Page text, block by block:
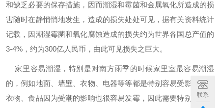
和缺乏必要的保存措施，因而潮湿和霉菌和金属氧化所造成的损
害随时在静悄悄地发生，造成的损失处处可见，据有关资料统计
记载，因潮湿霉菌和氧化腐蚀造成的损失约为世界各国总产值的
3-4% ，约为300亿人民币，由此可见损失之巨大。
家里容易潮湿，特别是对南方雨季的时候家里室最容易潮湿
的，例如地面、墙壁、衣物、电器等等都是特别容易受影响的，
衣物、食品因为受潮的影响也很容易发霉，因此需要特别注意，
联系